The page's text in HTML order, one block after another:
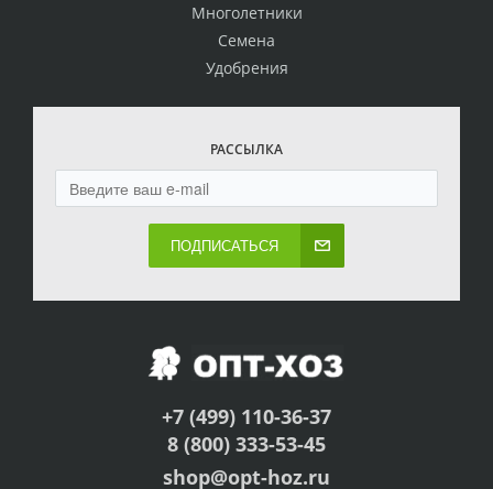
Многолетники
Семена
Удобрения
РАССЫЛКА
ПОДПИСАТЬСЯ
+7 (499) 110-36-37
8 (800) 333-53-45
shop@opt-hoz.ru